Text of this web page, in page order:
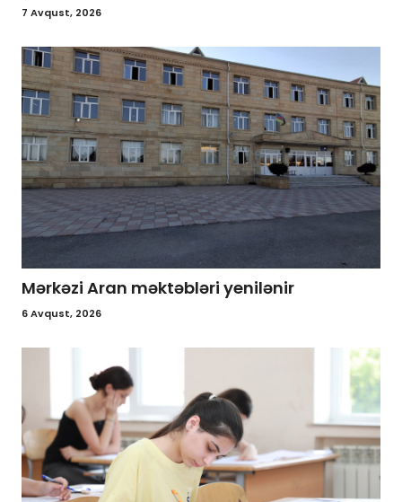
7 Avqust, 2026
Mərkəzi Aran məktəbləri yenilənir
6 Avqust, 2026